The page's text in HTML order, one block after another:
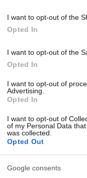
I want to opt-out of the
Opted In
I want to opt-out of the
Opted In
I want to opt-out of
Advertising.
Opted In
I want to opt-out of
of my Personal Data
was collected.
Opted Out
Google consents
σε δημόσιες
κοινές εξόδους